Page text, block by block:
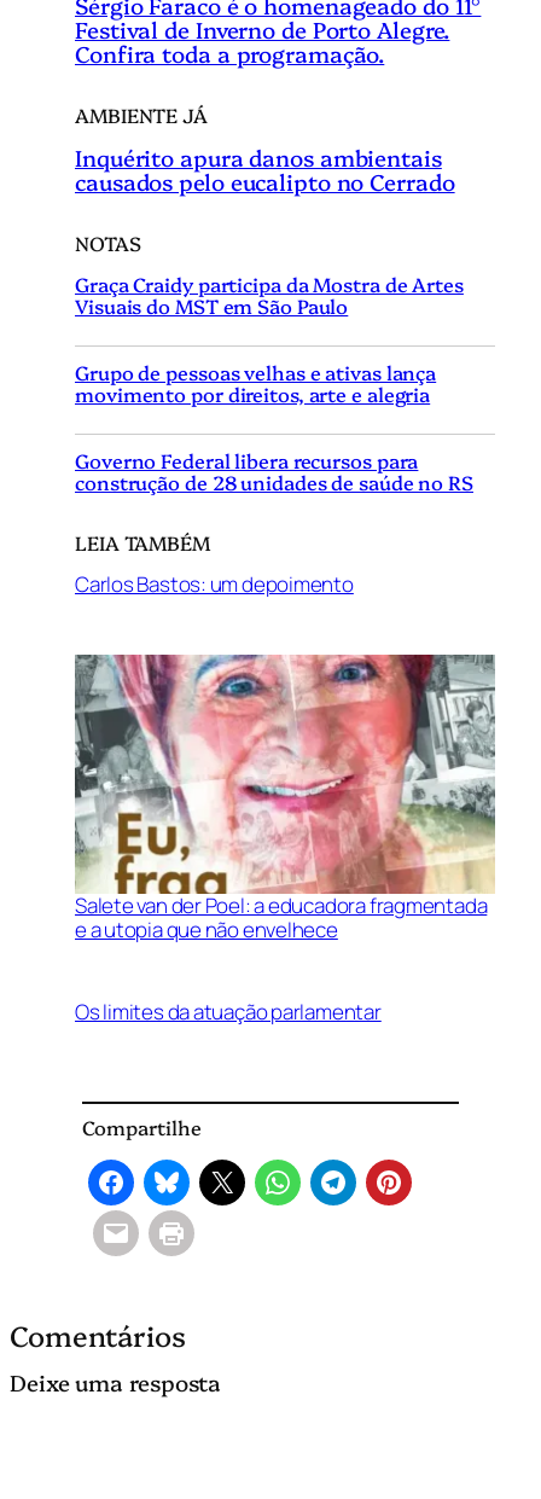
Festival de Inverno de Porto Alegre.
Confira toda a programação.
AMBIENTE JÁ
Inquérito apura danos ambientais
causados pelo eucalipto no Cerrado
NOTAS
Graça Craidy participa da Mostra de Artes
Visuais do MST em São Paulo
Grupo de pessoas velhas e ativas lança
movimento por direitos, arte e alegria
Governo Federal libera recursos para
construção de 28 unidades de saúde no RS
LEIA TAMBÉM
Carlos Bastos: um depoimento
Salete van der Poel: a educadora fragmentada
e a utopia que não envelhece
Os limites da atuação parlamentar
Compartilhe
Comentários
Deixe uma resposta